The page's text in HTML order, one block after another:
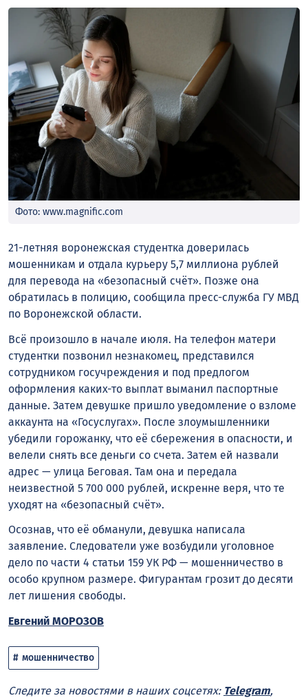
Фото: www.magnific.com
21-летняя воронежская студентка доверилась
мошенникам и отдала курьеру 5,7 миллиона рублей
для перевода на «безопасный счёт». Позже она
обратилась в полицию, сообщила пресс-служба ГУ МВД
по Воронежской области.
Всё произошло в начале июля. На телефон матери
студентки позвонил незнакомец, представился
сотрудником госучреждения и под предлогом
оформления каких-то выплат выманил паспортные
данные. Затем девушке пришло уведомление о взломе
аккаунта на «Госуслугах». После злоумышленники
убедили горожанку, что её сбережения в опасности, и
велели снять все деньги со счета. Затем ей назвали
адрес — улица Беговая. Там она и передала
неизвестной 5 700 000 рублей, искренне веря, что те
уходят на «безопасный счёт».
Осознав, что её обманули, девушка написала
заявление. Следователи уже возбудили уголовное
дело по части 4 статьи 159 УК РФ — мошенничество в
особо крупном размере. Фигурантам грозит до десяти
лет лишения свободы.
Евгений МОРОЗОВ
мошенничество
Следите за новостями в наших соцсетях: Telegram,